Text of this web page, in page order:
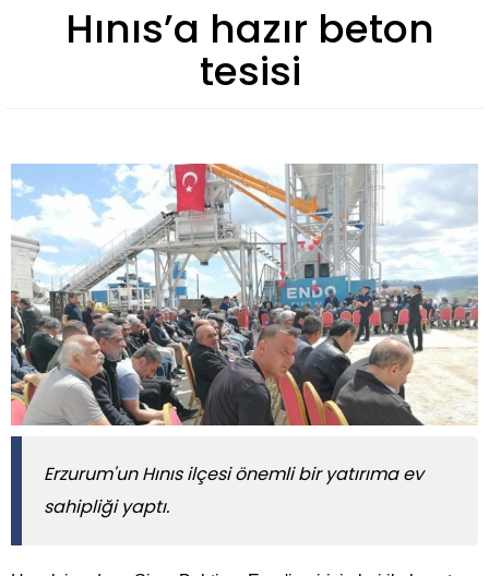
Hınıs’a hazır beton
tesisi
Erzurum'un Hınıs ilçesi önemli bir yatırıma ev
sahipliği yaptı.